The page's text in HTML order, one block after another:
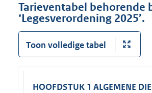
Tarieventabel behorende
‘Legesverordening 2025’.
Toon volledige tabel
HOOFDSTUK 1 ALGEMENE